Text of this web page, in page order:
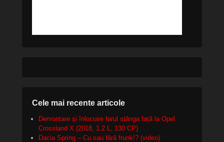
Cele mai recente articole
Demontare și înlocuire farul stânga față la Opel
Crossland X (2018, 1.2 L, 130 CP)
Dacia Spring – Cu sau fără frunk!? (video)